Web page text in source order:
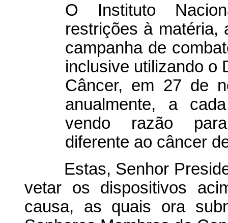
O Instituto
restrições à matéria,
campanha de
inclusive utilizando o
Câncer, em 27 de
anualmente, a
vendo razão
diferente ao câncer
Estas, Senhor
vetar os dispositivos
causa, as quais ora